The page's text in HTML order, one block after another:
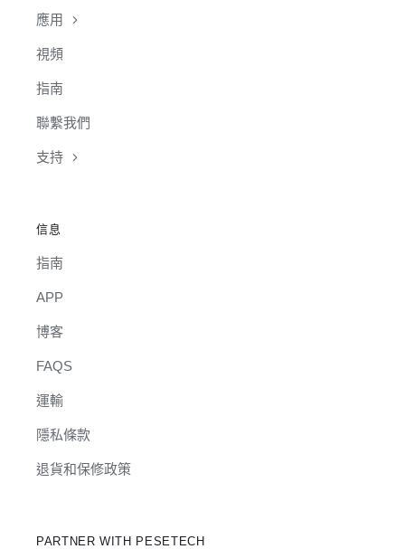
應用
視頻
指南
聯繫我們
支持
信息
指南
APP
博客
FAQS
運輸
隱私條款
退貨和保修政策
PARTNER WITH PESETECH